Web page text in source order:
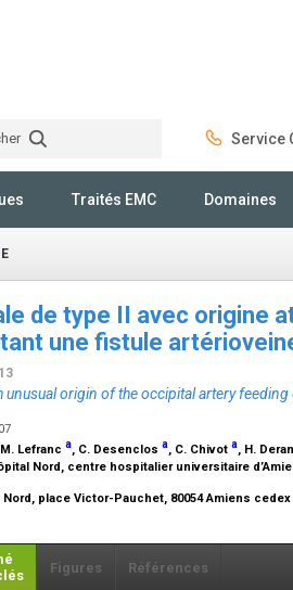
Service
Traités EMC Domaines
de type II avec origine
une fistule
unusual origin of the occipital artery
Lefranc a, C. Desenclos a, C. Chivot a, H.
Nord, centre hospitalier universitaire
place Victor-Pauchet, 80054 Amiens
Figures Références